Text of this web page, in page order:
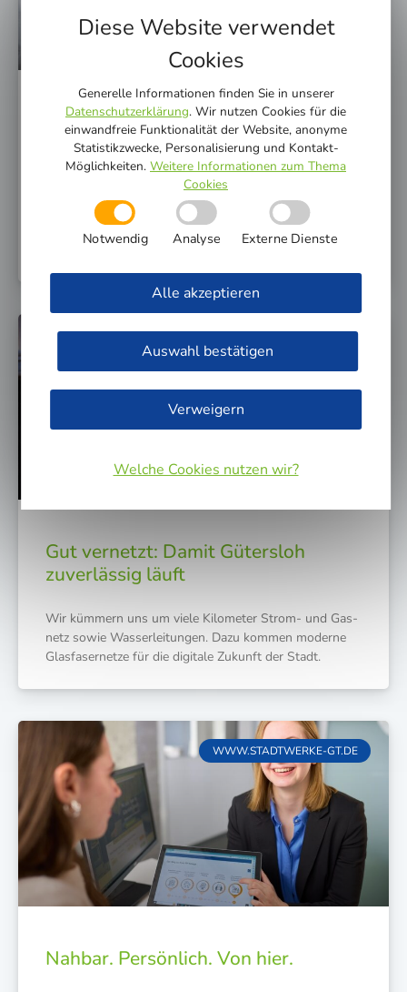
Vorsichtsmaßnahme: Stadtwerke
Gütersloh empfehlen Trinkwasser
abzukochen
Bei einer Trink­was­ser-Bepro­bung ist in einem Teil des
Trink­was­ser­net­zes der Stadt­wer­ke Güters­loh eine
Keim­be­las­tung fest­ge­stellt worden.
WWW.STADTWERKE-GT.DE
Gut vernetzt: Damit Gütersloh
zuverlässig läuft
Wir küm­mern uns um vie­le Kilo­me­ter Strom- und Gas­
netz sowie Was­ser­lei­tun­gen. Dazu kom­men moder­ne
Glas­fa­ser­net­ze für die digi­ta­le Zukunft der Stadt.
WWW.STADTWERKE-GT.DE
Nahbar. Persönlich. Von hier.
Diese Website verwendet
Cookies
Generelle Informationen finden Sie in unserer
Datenschutzerklärung. Wir nutzen Cookies für die
einwandfreie Funktionalität der Website, anonyme
Statistikzwecke, Personalisierung und Kontakt-
Möglichkeiten. Weitere Informationen zum Thema
Cookies
Notwendig Analyse Externe Dienste
Auswahl bestätigen
Verweigern
Alle akzeptieren
Welche Cookies nutzen wir?